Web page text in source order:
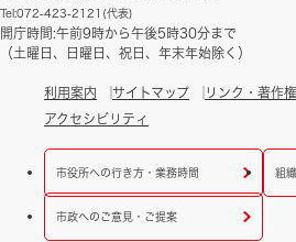
Tel:072-423-2121(代表)
開庁時間:午前9時から午後5時30分まで
（土曜日、日曜日、祝日、年末年始除く）
利用案内 サイトマップ リンク・著作
アクセシビリティ
市役所への行き方・業務時間 組
市政へのご意見・ご提案